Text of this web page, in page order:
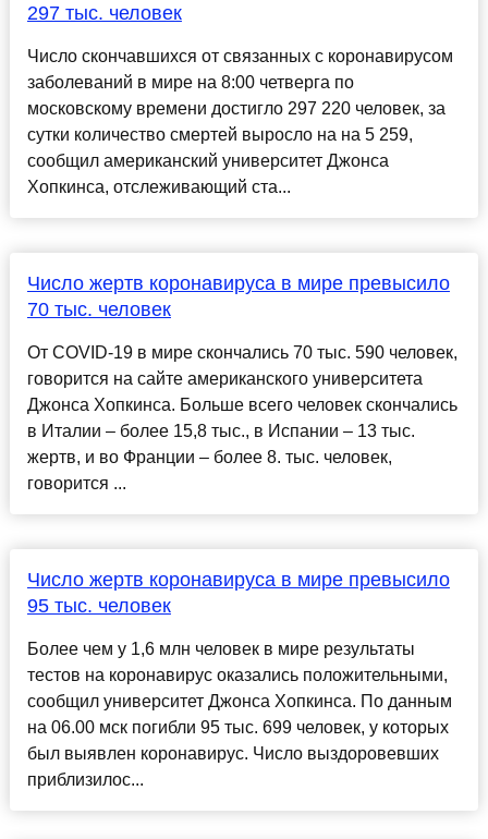
297 тыс. человек
Число скончавшихся от связанных с коронавирусом
заболеваний в мире на 8:00 четверга по
московскому времени достигло 297 220 человек, за
сутки количество смертей выросло на на 5 259,
сообщил американский университет Джонса
Хопкинса, отслеживающий ста...
Число жертв коронавируса в мире превысило
70 тыс. человек
От COVID-19 в мире скончались 70 тыс. 590 человек,
говорится на сайте американского университета
Джонса Хопкинса. Больше всего человек скончались
в Италии – более 15,8 тыс., в Испании – 13 тыс.
жертв, и во Франции – более 8. тыс. человек,
говорится ...
Число жертв коронавируса в мире превысило
95 тыс. человек
Более чем у 1,6 млн человек в мире результаты
тестов на коронавирус оказались положительными,
сообщил университет Джонса Хопкинса. По данным
на 06.00 мск погибли 95 тыс. 699 человек, у которых
был выявлен коронавирус. Число выздоровевших
приблизилос...